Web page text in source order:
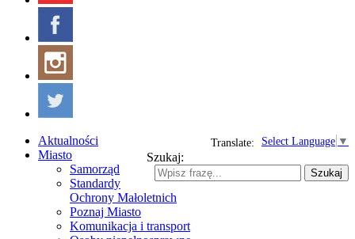
Select Language ▼
Translate:
Szukaj:
Szukaj
Aktualności
Miasto
Samorząd
Standardy
Ochrony Małoletnich
Poznaj Miasto
Komunikacja i transport